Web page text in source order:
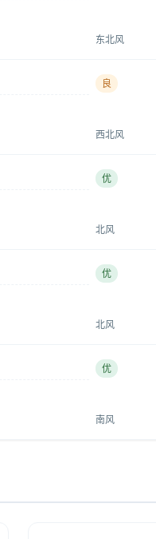
东北风
良
西北风
优
北风
优
北风
优
南风